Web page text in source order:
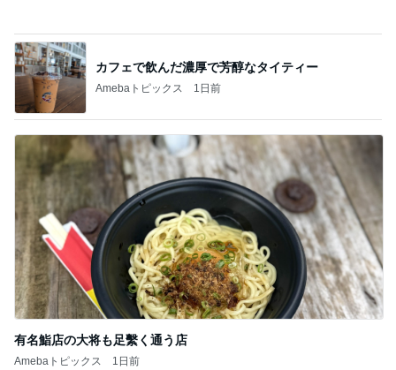
有名鮨店の大将も足繫く通う店
Amebaトピックス 1日前
記事を読む
美容院で取り寄せていた限定セット
Amebaトピックス 1日前